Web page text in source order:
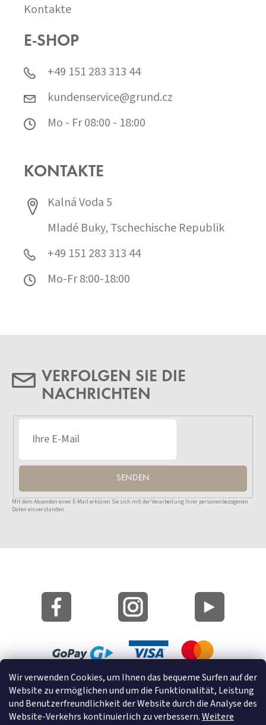
Wir verwenden Cookies, um Ihnen das bequeme Surfen auf der
Website zu ermöglichen und um die Funktionalität, Leistung
und Benutzerfreundlichkeit der Website durch die Analyse des
Website-Verkehrs kontinuierlich zu verbessern.Weitere
Kontakte
E-SHOP
+49 151 283 313 44
kundenservice@grund.cz
Mo - Fr 08:00 - 18:00
KONTAKTE
Kalná Voda 5
Mladé Buky, Tschechische Republik
+49 151 283 313 44
Mo-Fr 8:00-18:00
VERFOLGEN SIE DIE
NACHRICHTEN
SENDEN
Mit dem Absenden einer E-Mail erklären Sie sich mit der Verarbeitung Ihrer personenbezogenen
Daten einverstanden.
Lageplan
Cookies